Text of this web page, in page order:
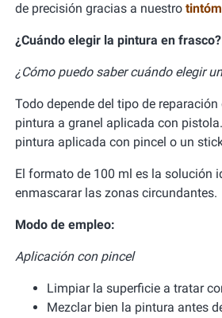
de precisión gracias a nuestro
¿Cuándo elegir la pintura en frasco?
¿Cómo puedo saber cuándo elegir
Todo depende del tipo de
pintura a granel aplicada con
pintura aplicada con pincel o un
El formato de 100 ml es la solución
enmascarar las zonas circundantes.
Modo de empleo:
Aplicación con pincel
Limpiar la superficie a tratar
Mezclar bien la pintura antes